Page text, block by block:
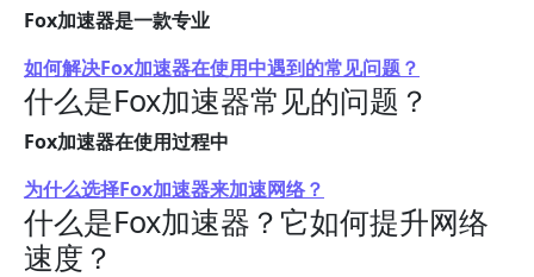
Fox加速器是一款专业
如何解决Fox加速器在使用中遇到的常见问题？
什么是Fox加速器常见的问题？
Fox加速器在使用过程中
为什么选择Fox加速器来加速网络？
什么是Fox加速器？它如何提升网络
速度？